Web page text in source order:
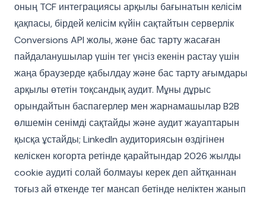
оның TCF интеграциясы арқылы бағынатын келісім
қақпасы, бірдей келісім күйін сақтайтын серверлік
Conversions API жолы, және бас тарту жасаған
пайдаланушылар үшін тег үнсіз екенін растау үшін
жаңа браузерде қабылдау және бас тарту ағымдары
арқылы өтетін тоқсандық аудит. Мұны дұрыс
орындайтын баспагерлер мен жарнамашылар B2B
өлшемін сенімді сақтайды және аудит жауаптарын
қысқа ұстайды; LinkedIn аудиториясын өздігінен
келіскен когорта ретінде қарайтындар 2026 жылды
cookie аудиті солай болмауы керек деп айтқаннан
тоғыз ай өткенде тег мансап бетінде неліктен жанып